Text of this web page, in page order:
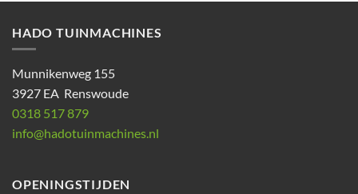
HADO TUINMACHINES
Munnikenweg 155
3927 EA Renswoude
0318 517 879
info@hadotuinmachines.nl
OPENINGSTIJDEN